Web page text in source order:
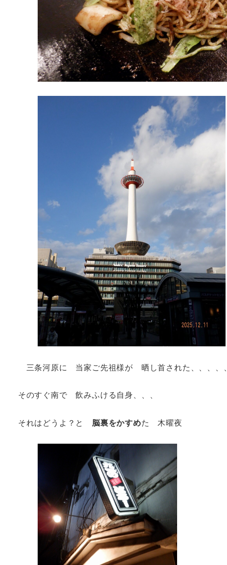
三条河原に 当家ご先祖様が 晒し首された、、、、、
そのすぐ南で 飲みふける自身、、、
それはどうよ？と 脳裏をかすめた 木曜夜